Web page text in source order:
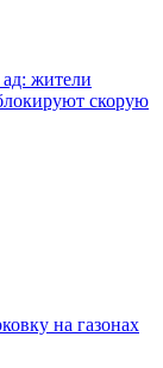
жители
скорую
на газонах